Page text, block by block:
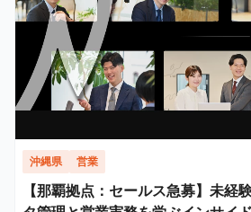
沖縄県 営業
【那覇拠点：セールス急募】未経